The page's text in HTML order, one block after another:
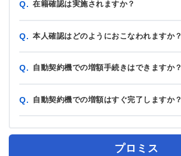
Q. 在籍確認は実施されますか？
Q. 本人確認はどのようにおこなわれますか？
Q. 自動契約機での増額手続きはできますか？
Q. 自動契約機での増額はすぐ完了しますか？
プロミス